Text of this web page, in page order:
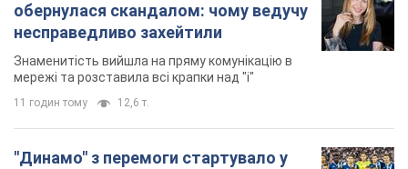
обернулася скандалом: чому ведучу
несправедливо захейтили
Знаменитість вийшла на пряму комунікацію в
мережі та розставила всі крапки над "і"
11 годин тому 12,6 т.
"Динамо" з перемоги стартувало у